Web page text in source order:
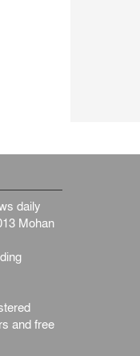
daily
Mohan
and free